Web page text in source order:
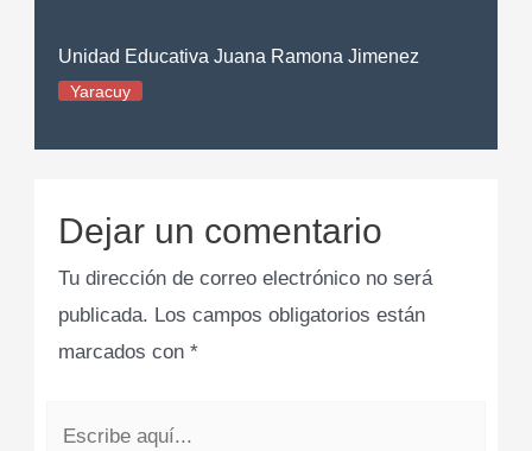
Unidad Educativa Juana Ramona Jimenez
Yaracuy
Dejar un comentario
Tu dirección de correo electrónico no será
publicada. Los campos obligatorios están
marcados con*